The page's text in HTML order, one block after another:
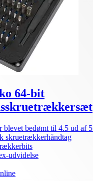
64-bit
blevet bedømt til 4.5 ud af 5
skruetrækkerhåndtag
udvidelse